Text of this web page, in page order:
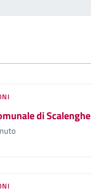
di Scalenghe